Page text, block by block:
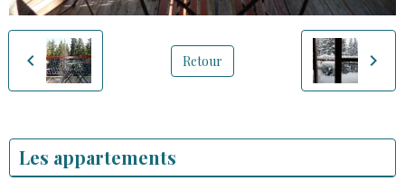
Retour
Les appartements